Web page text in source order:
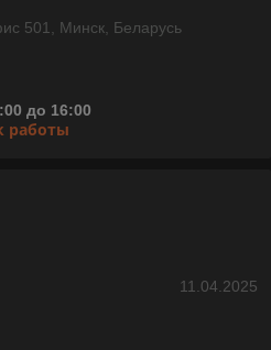
501, Минск, Беларусь
до 16:00
работы
11.04.2025